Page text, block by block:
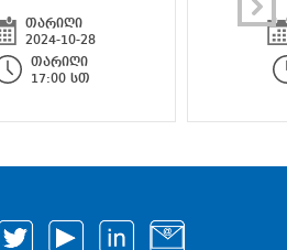
თარიღი
2024-10-28
თარიღი
17:00 სთ